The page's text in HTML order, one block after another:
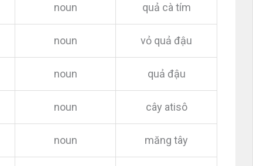
noun quả cà tím
noun vỏ quả đậu
noun quả đậu
noun cây atisô
noun măng tây